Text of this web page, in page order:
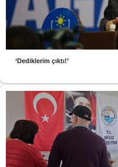
‘Dediklerim çıktı!’